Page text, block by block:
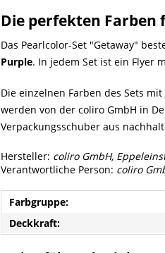
Die perfekten Farben
Das Pearlcolor-Set "Getaway"
Purple. In jedem Set ist ein Flyer
Die einzelnen Farben des Sets
werden von der coliro GmbH in
Verpackungsschuber aus
Hersteller: coliro GmbH,
Verantwortliche Person: coliro
Farbgruppe:
Deckkraft: